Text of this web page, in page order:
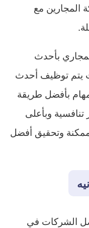
المجارين مع
بأحدث
يتم توظيف أحدث
بأفضل طريقة
تنافسية وبأعلى
وتحقيق أفضل
الشركات في